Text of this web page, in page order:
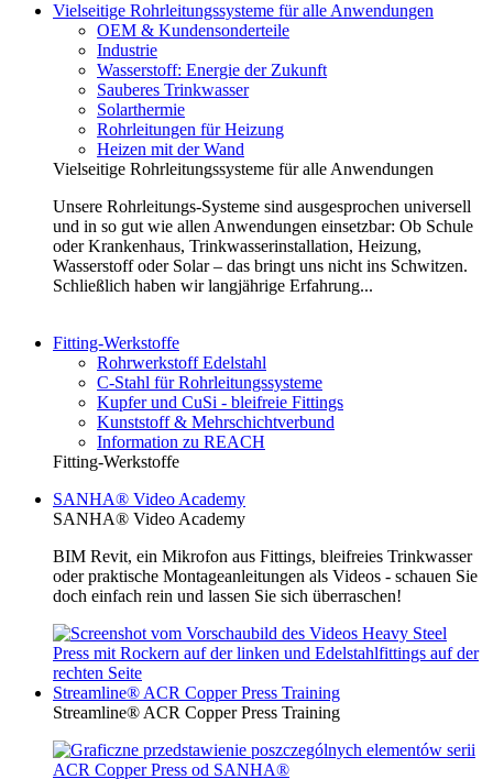
Vielseitige Rohrleitungssysteme für alle Anwendungen
OEM & Kundensonderteile
Industrie
Wasserstoff: Energie der Zukunft
Sauberes Trinkwasser
Solarthermie
Rohrleitungen für Heizung
Heizen mit der Wand
Vielseitige Rohrleitungssysteme für alle Anwendungen
Unsere Rohrleitungs-Systeme sind ausgesprochen universell
und in so gut wie allen Anwendungen einsetzbar: Ob Schule
oder Krankenhaus, Trinkwasserinstallation, Heizung,
Wasserstoff oder Solar – das bringt uns nicht ins Schwitzen.
Schließlich haben wir langjährige Erfahrung...
Fitting-Werkstoffe
Rohrwerkstoff Edelstahl
C-Stahl für Rohrleitungssysteme
Kupfer und CuSi - bleifreie Fittings
Kunststoff & Mehrschichtverbund
Information zu REACH
Fitting-Werkstoffe
SANHA® Video Academy
SANHA® Video Academy
BIM Revit, ein Mikrofon aus Fittings, bleifreies Trinkwasser
oder praktische Montageanleitungen als Videos - schauen Sie
doch einfach rein und lassen Sie sich überraschen!
Streamline® ACR Copper Press Training
Streamline® ACR Copper Press Training